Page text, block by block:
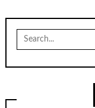
Search
for: